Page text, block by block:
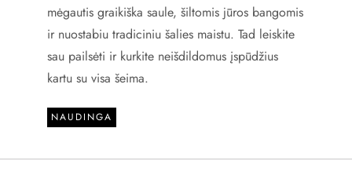
mėgautis graikiška saule, šiltomis jūros bangomis
ir nuostabiu tradiciniu šalies maistu. Tad leiskite
sau pailsėti ir kurkite neišdildomus įspūdžius
kartu su visa šeima.
NAUDINGA